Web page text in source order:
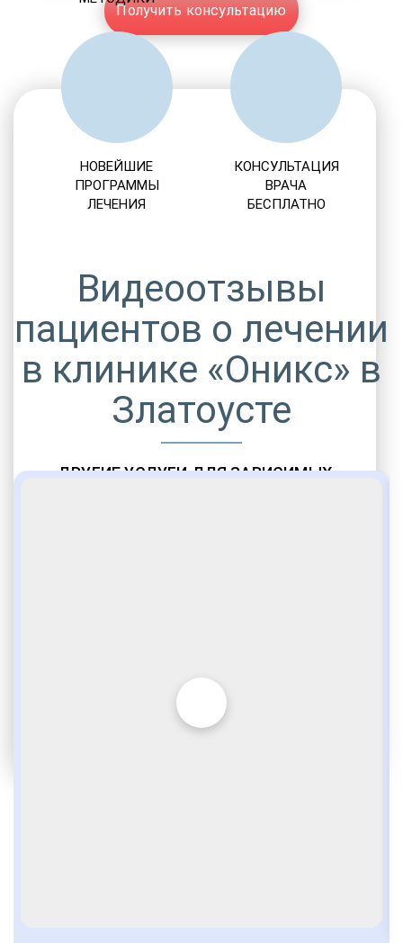
Получить консультацию
ДРУГИЕ УСЛУГИ ДЛЯ ЗАВИСИМЫХ
НОВЕЙШИЕ
ПРОГРАММЫ
ЛЕЧЕНИЯ
КОНСУЛЬТАЦИЯ
ВРАЧА
БЕСПЛАТНО
Видеоотзывы
пациентов о лечении
в клинике «Оникс» в
Златоусте